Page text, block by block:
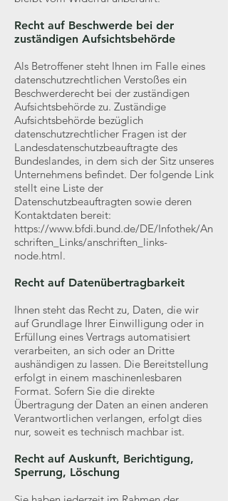
Recht auf Beschwerde bei der
zuständigen Aufsichtsbehörde
Als Betroffener steht Ihnen im Falle eines
datenschutzrechtlichen Verstoßes ein
Beschwerderecht bei der zuständigen
Aufsichtsbehörde zu. Zuständige
Aufsichtsbehörde bezüglich
datenschutzrechtlicher Fragen ist der
Landesdatenschutzbeauftragte des
Bundeslandes, in dem sich der Sitz unseres
Unternehmens befindet. Der folgende Link
stellt eine Liste der
Datenschutzbeauftragten sowie deren
Kontaktdaten bereit:
https://www.bfdi.bund.de/DE/Infothek/An
schriften_Links/anschriften_links-
node.html.
Recht auf Datenübertragbarkeit
Ihnen steht das Recht zu, Daten, die wir
auf Grundlage Ihrer Einwilligung oder in
Erfüllung eines Vertrags automatisiert
verarbeiten, an sich oder an Dritte
aushändigen zu lassen. Die Bereitstellung
erfolgt in einem maschinenlesbaren
Format. Sofern Sie die direkte
Übertragung der Daten an einen anderen
Verantwortlichen verlangen, erfolgt dies
nur, soweit es technisch machbar ist.
Recht auf Auskunft, Berichtigung,
Sperrung, Löschung